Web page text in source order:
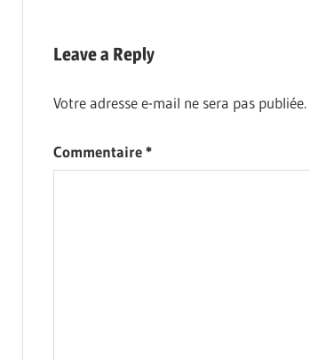
Leave a Reply
Votre adresse e-mail ne sera pas publiée.
Commentaire*